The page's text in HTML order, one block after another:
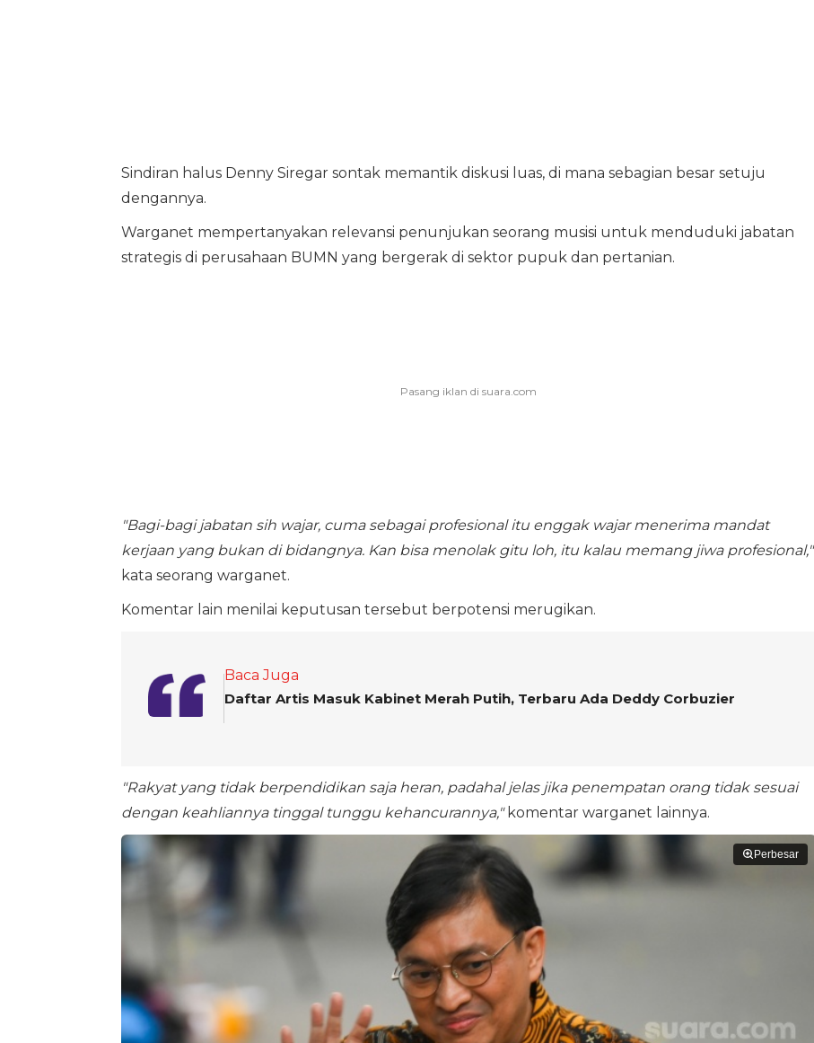
Sindiran halus Denny Siregar sontak memantik diskusi luas, di mana sebagian besar setuju
dengannya.
Warganet mempertanyakan relevansi penunjukan seorang musisi untuk menduduki jabatan
strategis di perusahaan BUMN yang bergerak di sektor pupuk dan pertanian.
"Bagi-bagi jabatan sih wajar, cuma sebagai profesional itu enggak wajar menerima mandat
kerjaan yang bukan di bidangnya. Kan bisa menolak gitu loh, itu kalau memang jiwa profesional,"
kata seorang warganet.
Komentar lain menilai keputusan tersebut berpotensi merugikan.
Baca Juga
Daftar Artis Masuk Kabinet Merah Putih, Terbaru Ada Deddy Corbuzier
"Rakyat yang tidak berpendidikan saja heran, padahal jelas jika penempatan orang tidak sesuai
dengan keahliannya tinggal tunggu kehancurannya,"komentar warganet lainnya.
Perbesar